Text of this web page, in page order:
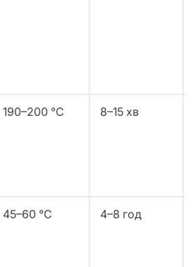
190–200 °C 8–15 хв
45–60 °C 4–8 год